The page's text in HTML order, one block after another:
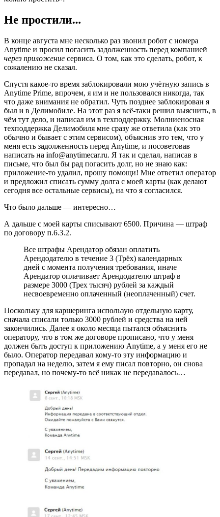
Не простили...
В конце августа мне несколько раз звонил робот с номера
Anytime и просил погасить задолженность перед компанией
через приложение сервиса. О том, как это сделать, робот, к
сожалению не сказал.
Спустя какое-то время заблокировали мою учётную запись в
Anytime Prime, впрочем, я им и не пользовался никогда, так
что даже внимания не обратил. Чуть позднее заблокирован я
был и в Делимобиле. На этот раз я всё-таки решил выяснить, в
чём тут дело, и написал им в техподдержку. Молниеносная
техподдержка Делимобиля мне сразу же ответила (как это
обычно и бывает с этим сервисом), объяснив это тем, что у
меня есть задолженность перед Anytime, и посоветовав
написать на info@anytimecar.ru. Я так и сделал, написав в
письме, что был бы рад погасить долг, но не знаю как:
приложение-то удалил, прошу помощи! Мне ответил оператор
и предложил списать сумму долга с моей карты (как делают
сегодня все остальные сервисы), на что я согласился.
Что было дальше — интересно…
А дальше с моей карты списывают 6500. Причина — штраф
по договору п.6.3.2.
Все штрафы Арендатор обязан оплатить
Арендодателю в течение 3 (Трёх) календарных
дней с момента получения требования, иначе
Арендатор оплачивает Арендодателю штраф в
размере 3000 (Трех тысяч) рублей за каждый
несвоевременно оплаченный (неоплаченный) счет.
Поскольку для каршеринга использую отдельную карту,
сначала списали только 3000 рублей и средства на ней
закончились. Далее я около месяца пытался объяснить
оператору, что в том же договоре прописано, что у меня
должен быть доступ к приложению Anytime, а у меня его не
было. Оператор передавал кому-то эту информацию и
пропадал на неделю, затем я ему писал повторно, он снова
передавал, но почему-то всё никак не передавалось…